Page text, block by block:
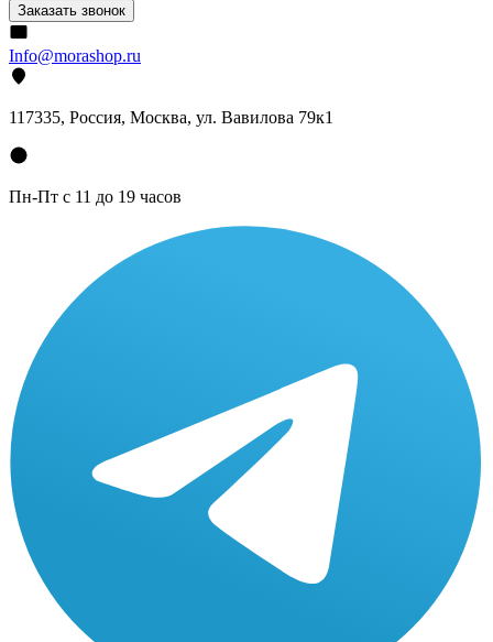
Заказать звонок
Info@morashop.ru
117335, Россия, Москва, ул. Вавилова 79к1
Пн-Пт с 11 до 19 часов